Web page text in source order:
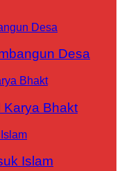
Desa
Karya Bhakt
Islam